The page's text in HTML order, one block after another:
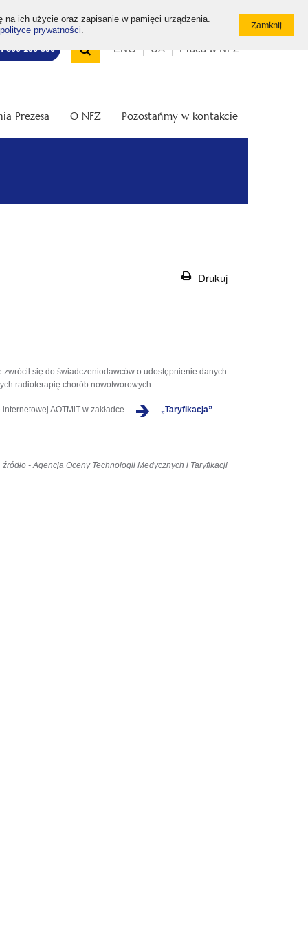
ich użycie oraz zapisanie w pamięci urządzenia.
polityce prywatności.
800 190 590 Wyszukiwarka
Otwórz
/
Top
ENG UA Praca w NFZ
Prezesa O NFZ Pozostańmy w kontakcie
Drukuj
się do świadczeniodawców o udostępnienie danych
radioterapię chorób nowotworowych.
AOTMiT w zakładce „Taryfikacja”
źródło - Agencja Oceny Technologii Medycznych i Taryfikacji